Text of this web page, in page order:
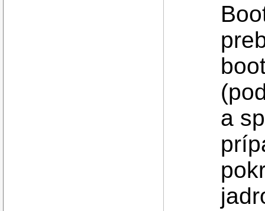
a